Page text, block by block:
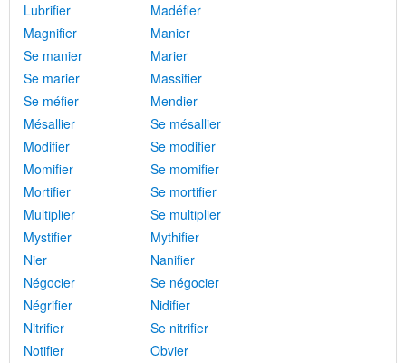
Lubrifier
Madéfier
Magnifier
Manier
Se manier
Marier
Se marier
Massifier
Se méfier
Mendier
Mésallier
Se mésallier
Modifier
Se modifier
Momifier
Se momifier
Mortifier
Se mortifier
Multiplier
Se multiplier
Mystifier
Mythifier
Nier
Nanifier
Négocier
Se négocier
Négrifier
Nidifier
Nitrifier
Se nitrifier
Notifier
Obvier